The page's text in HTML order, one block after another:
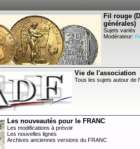
Fil rouge
générales)
Sujets variés
Modérateur:
Vie de l'association
Tous les sujets autour de
Les nouveautés pour le FRANC
Les modifications à prévoir
Les nouvelles lignes
Archives anciennes versions du FRANC